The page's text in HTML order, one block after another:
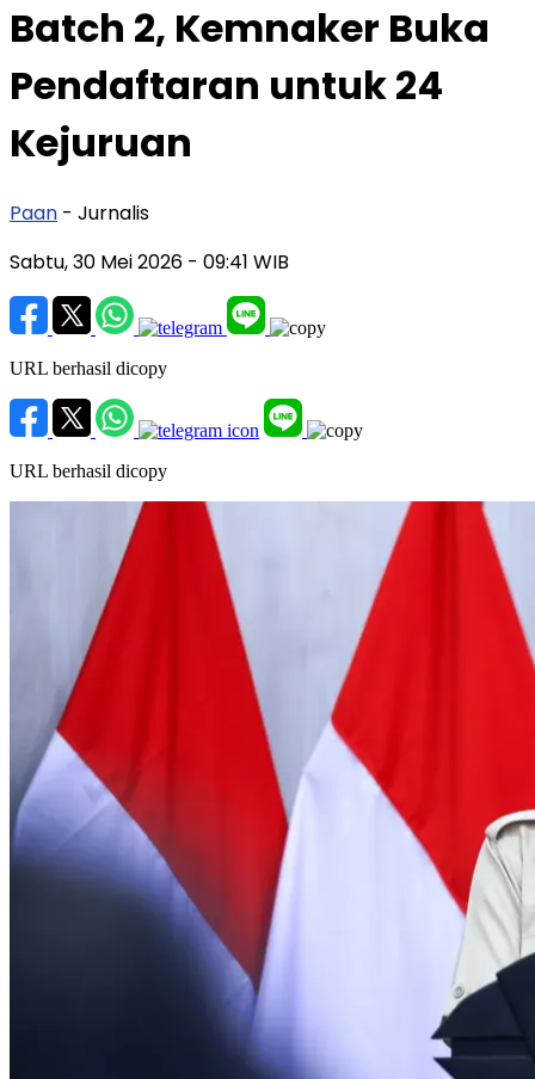
Batch 2, Kemnaker Buka
Pendaftaran untuk 24
Kejuruan
Paan - Jurnalis
Sabtu, 30 Mei 2026 - 09:41 WIB
URL berhasil dicopy
URL berhasil dicopy